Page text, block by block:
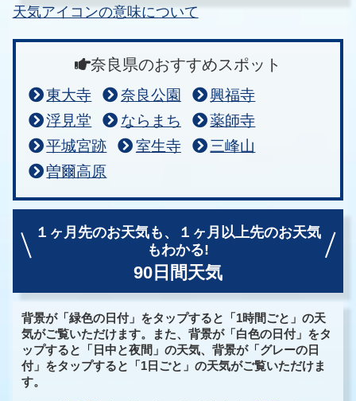
天気アイコンの意味について
奈良県のおすすめスポット
東大寺 奈良公園
興福寺
浮見堂
ならまち
薬師寺
平城宮跡
室生寺
三峰山
曽爾高原
１ヶ月先のお天気も、
１ヶ月以上先のお天気
もわかる!
90日間天気
背景が「緑色の日付」をタップすると「1時間ごと」の天
気がご覧いただけます。また、背景が「白色の日付」をタ
ップすると「日中と夜間」の天気、背景が「グレーの日
付」をタップすると「1日ごと」の天気がご覧いただけま
す。